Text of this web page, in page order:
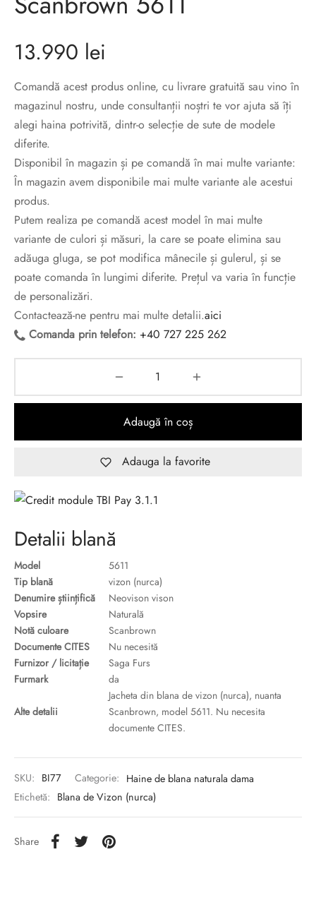
13.990 lei
Comandă acest produs online, cu livrare gratuită sau vino în
magazinul nostru, unde consultanții noștri te vor ajuta să îți
alegi haina potrivită, dintr-o selecție de sute de modele
diferite.
Disponibil în magazin și pe comandă în mai multe variante:
În magazin avem disponibile mai multe variante ale acestui
produs.
Putem realiza pe comandă acest model în mai multe
variante de culori și măsuri, la care se poate elimina sau
adăuga gluga, se pot modifica mânecile și gulerul, și se
poate comanda în lungimi diferite. Prețul va varia în funcție
de personalizări.
Contactează-ne pentru mai multe detalii.aici
Comanda prin telefon: +40 727 225 262
Adaugă în coș
Adauga la favorite
Detalii blană
Model
5611
Tip blană
vizon (nurca)
Denumire științifică
Neovison vison
Vopsire
Naturală
Notă culoare
Scanbrown
Documente CITES
Nu necesită
Furnizor / licitație
Saga Furs
Furmark
da
Alte detalii
Jacheta din blana de vizon (nurca), nuanta
Scanbrown, model 5611. Nu necesita
documente CITES.
SKU: BI77 Categorie: Haine de blana naturala dama
Etichetă: Blana de Vizon (nurca)
Share
de blana
blanuri (Fur SPA)